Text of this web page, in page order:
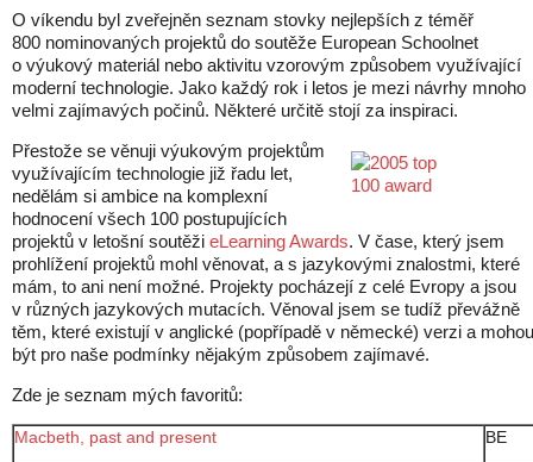
O víkendu byl zveřejněn seznam stovky nejlepších z téměř
800 nominovaných projektů do soutěže European Schoolnet
o výukový materiál nebo aktivitu vzorovým způsobem využívající
moderní technologie. Jako každý rok i letos je mezi návrhy mnoho
velmi zajímavých počinů. Některé určitě stojí za inspiraci.
Přestože se věnuji výukovým projektům
využívajícím technologie již řadu let,
nedělám si ambice na komplexní
hodnocení všech 100 postupujících
projektů v letošní soutěži eLearning Awards. V čase, který jsem
prohlížení projektů mohl věnovat, a s jazykovými znalostmi, které
mám, to ani není možné. Projekty pocházejí z celé Evropy a jsou
v různých jazykových mutacích. Věnoval jsem se tudíž převážně
těm, které existují v anglické (popřípadě v německé) verzi a mohou
být pro naše podmínky nějakým způsobem zajímavé.
Zde je seznam mých favoritů:
Macbeth, past and present BE